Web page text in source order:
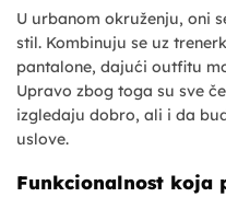
U urbanom okruženju, oni
stil. Kombinuju se uz
pantalone, dajući outfitu
Upravo zbog toga su sve
izgledaju dobro, ali i da
uslove.
Funkcionalnost koja